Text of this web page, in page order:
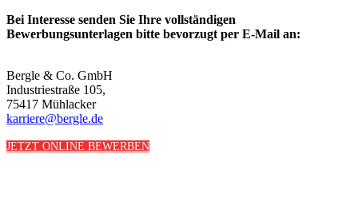
Bei Interesse senden Sie Ihre vollständigen
Bewerbungsunterlagen bitte bevorzugt per E-Mail an:
Bergle & Co. GmbH
Industriestraße 105,
75417 Mühlacker
karriere@bergle.de
JETZT ONLINE BEWERBEN